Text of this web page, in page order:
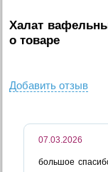
Халат
о товаре
Добавить отзыв
07.03.2026
большое